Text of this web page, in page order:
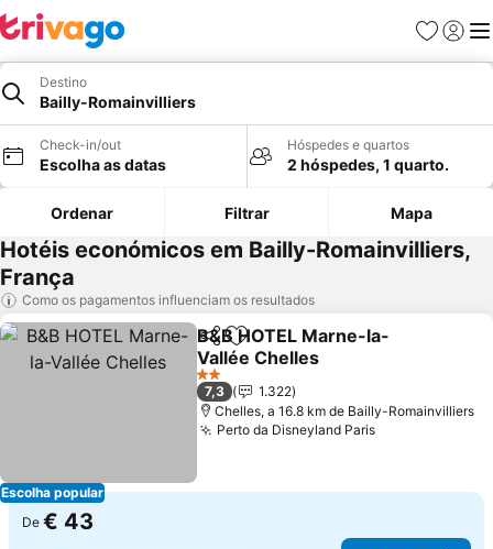
Favoritos
Iniciar
Destino
Bailly-Romainvilliers
Check-in/out
Escolha as datas
Hóspedes e quartos
2 hóspedes, 1 quarto.
Ordenar Filtrar Mapa
Hotéis económicos em Bailly-Romainvilliers,
França
Como os pagamentos influenciam os resultados
Escolha popular
PartilharAdicionar aos favoritos
B&B HOTEL Marne-la-
Vallée Chelles
2 Estrelas
7,3
1.322
Chelles, a 16.8 km de Bailly-Romainvilliers
Perto da Disneyland Paris
De € 43